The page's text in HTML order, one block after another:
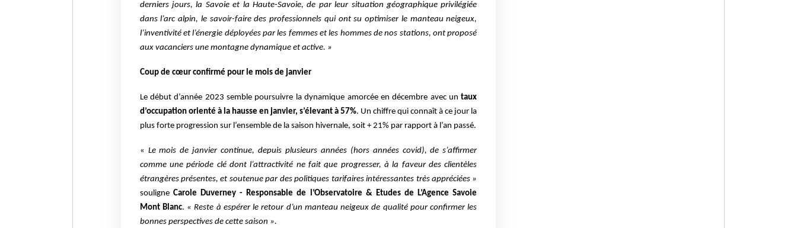
derniers jours, la Savoie et la Haute-Savoie, de par leur situation géographique privilégiée
dans l’arc alpin, le savoir-faire des professionnels qui ont su optimiser le manteau neigeux,
l’inventivité et l’énergie déployées par les femmes et les hommes de nos stations, ont proposé
aux vacanciers une montagne dynamique et active. »
Coup de cœur confirmé pour le mois de janvier
Le début d’année 2023 semble poursuivre la dynamique amorcée en décembre avec untaux
d’occupation orienté à la hausse en janvier, s’élevant à 57%. Un chiffre qui connaît à ce jour la
plus forte progression sur l’ensemble de la saison hivernale, soit + 21% par rapport à l’an passé.
« Lemois de janvier continue, depuis plusieurs années (hors années covid), de s’affirmer
comme une période clé dont l’attractivité ne fait que progresser, à la faveur des clientèles
étrangères présentes, et soutenue par des politiques tarifaires intéressantes très appréciées »
souligne Carole Duverney - Responsable de l’Observatoire & Etudes de L’Agence Savoie
Mont Blanc. « Reste à espérer le retour d’un manteau neigeux de qualité pour confirmer les
bonnes perspectives de cette saison ».